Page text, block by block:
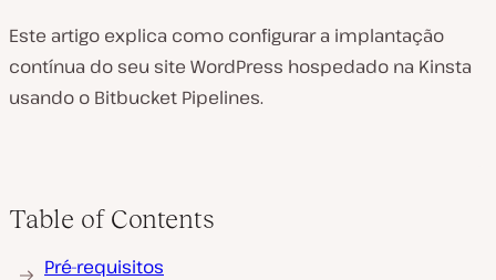
Este artigo explica como configurar a implantação
contínua do seu site WordPress hospedado na Kinsta
usando o Bitbucket Pipelines.
Table of Contents
Pré-requisitos